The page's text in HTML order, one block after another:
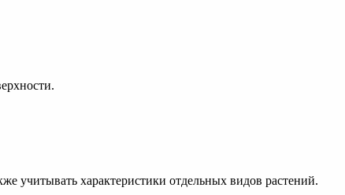
учитывать характеристики отдельных видов растений.